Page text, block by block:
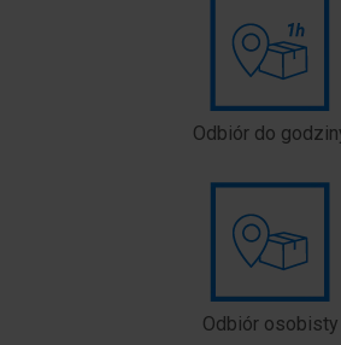
Odbiór do
Odbiór osobisty